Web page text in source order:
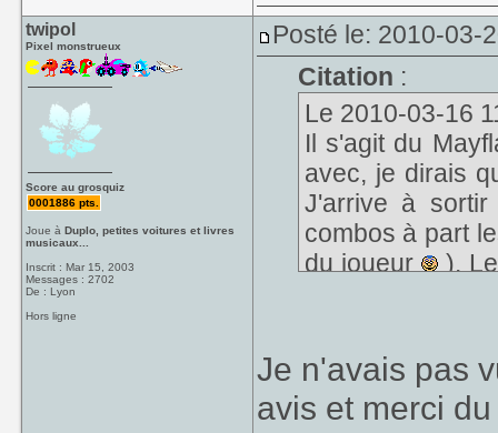
twipol
Pixel monstrueux
Score au grosquiz
0001886 pts.
Joue àDuplo, petites voitures et livres
musicaux...
Inscrit : Mar 15, 2003
Messages : 2702
De : Lyon
Hors ligne
Posté le: 2010-03-
Citation :
Le 2010-03-16
Il s'agit du
avec, je dirais
J'arrive à
combos à part
du joueur
).
Je pense que
joue pas
devrait aller.
Je n'avais pas
avis et merci